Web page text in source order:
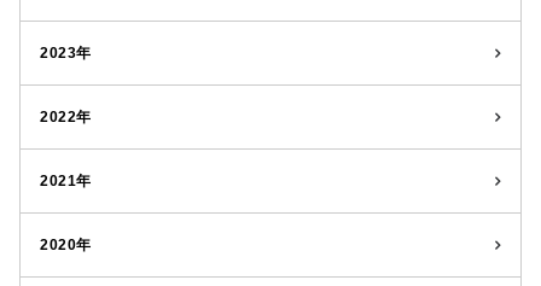
2023年
2022年
2021年
2020年